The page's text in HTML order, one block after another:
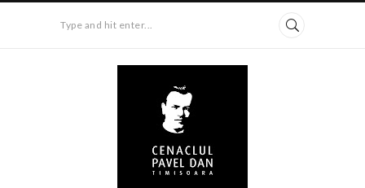
Type and hit enter...